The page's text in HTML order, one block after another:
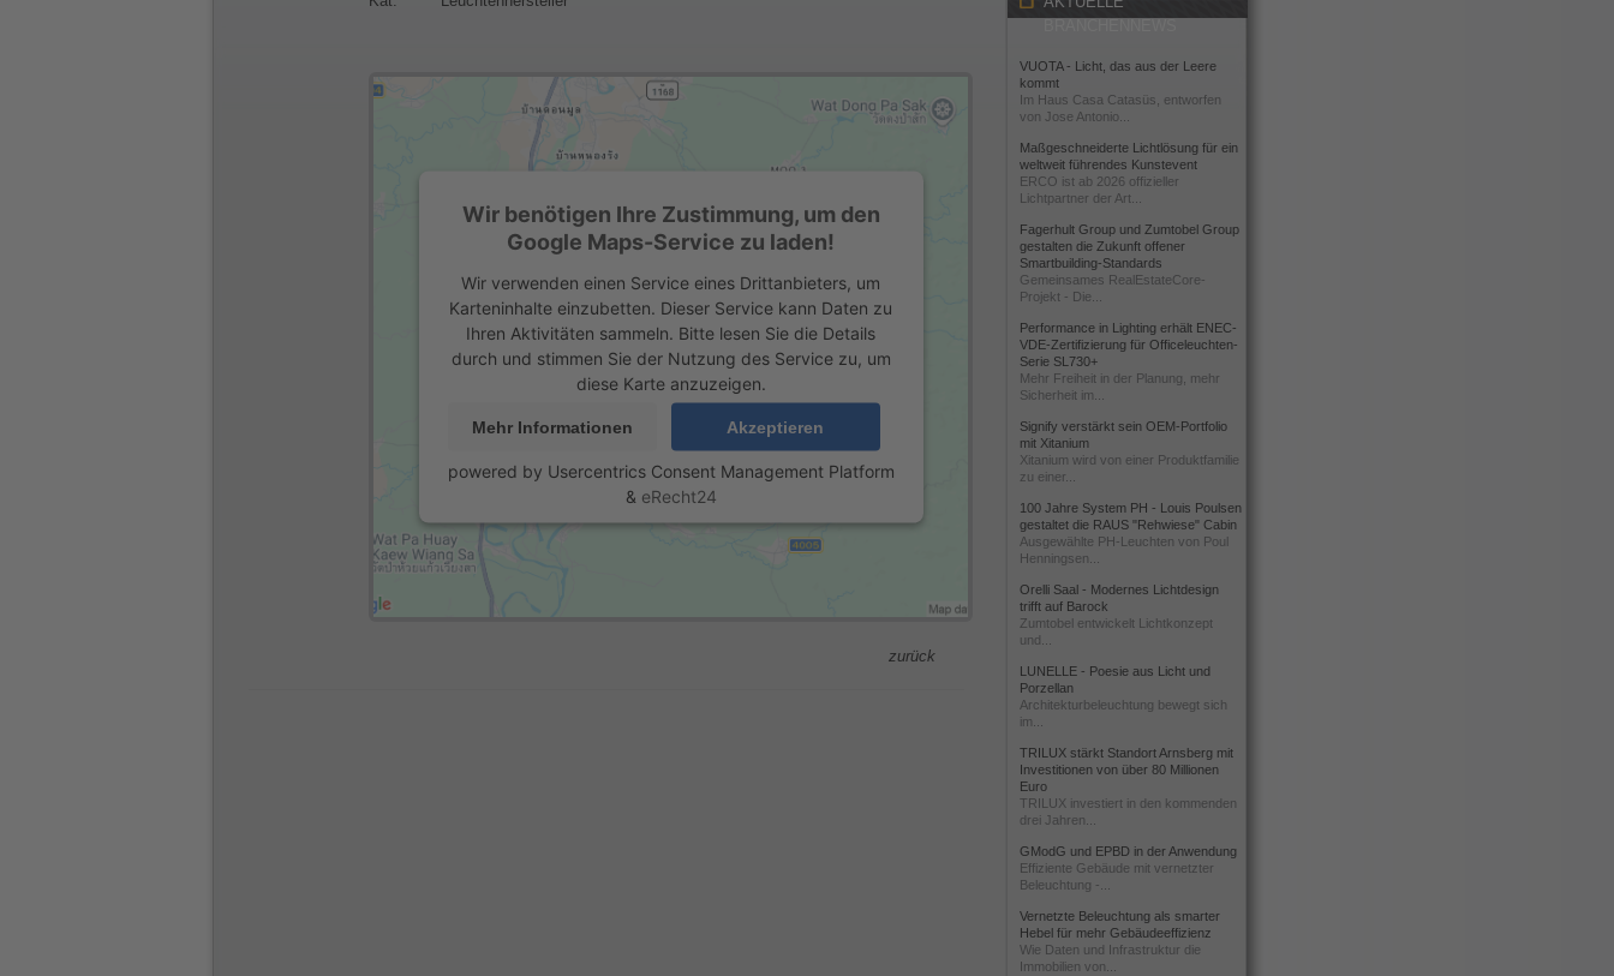
Wir benötigen Ihre Zustimmung, um den
Google Maps-Service zu laden!
Wir verwenden einen Service eines Drittanbieters, um
Karteninhalte einzubetten. Dieser Service kann Daten zu
Ihren Aktivitäten sammeln. Bitte lesen Sie die Details
durch und stimmen Sie der Nutzung des Service zu, um
diese Karte anzuzeigen.
Mehr Informationen Akzeptieren
powered by Usercentrics Consent Management Platform
& eRecht24
zurück
VUOTA - Licht, das aus der Leere
kommt
Im Haus Casa Catasüs, entworfen
von Jose Antonio...
Maßgeschneiderte Lichtlösung für ein
weltweit führendes Kunstevent
ERCO ist ab 2026 offizieller
Lichtpartner der Art...
Fagerhult Group und Zumtobel Group
gestalten die Zukunft offener
Smartbuilding-Standards
Gemeinsames RealEstateCore-
Projekt - Die...
Performance in Lighting erhält ENEC-
VDE-Zertifizierung für Officeleuchten-
Serie SL730+
Mehr Freiheit in der Planung, mehr
Sicherheit im...
Signify verstärkt sein OEM-Portfolio
mit Xitanium
Xitanium wird von einer Produktfamilie
zu einer...
100 Jahre System PH - Louis Poulsen
gestaltet die RAUS "Rehwiese" Cabin
Ausgewählte PH-Leuchten von Poul
Henningsen...
Orelli Saal - Modernes Lichtdesign
trifft auf Barock
Zumtobel entwickelt Lichtkonzept
und...
LUNELLE - Poesie aus Licht und
Porzellan
Architekturbeleuchtung bewegt sich
im...
TRILUX stärkt Standort Arnsberg mit
Investitionen von über 80 Millionen
Euro
TRILUX investiert in den kommenden
drei Jahren...
GModG und EPBD in der Anwendung
Effiziente Gebäude mit vernetzter
Beleuchtung -...
Vernetzte Beleuchtung als smarter
Hebel für mehr Gebäudeeffizienz
Wie Daten und Infrastruktur die
Immobilien von...